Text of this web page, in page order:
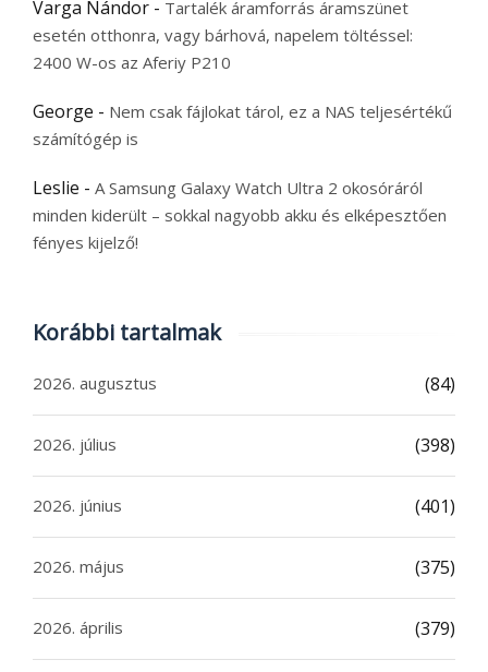
Varga Nándor - Tartalék áramforrás áramszünet
esetén otthonra, vagy bárhová, napelem töltéssel:
2400 W-os az Aferiy P210
George - Nem csak fájlokat tárol, ez a NAS teljesértékű
számítógép is
Leslie - A Samsung Galaxy Watch Ultra 2 okosóráról
minden kiderült – sokkal nagyobb akku és elképesztően
fényes kijelző!
Korábbi tartalmak
2026. augusztus (84)
2026. július (398)
2026. június (401)
2026. május (375)
2026. április (379)